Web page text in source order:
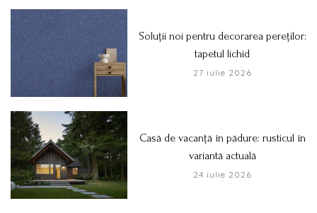
Soluții noi pentru decorarea pereților:
tapetul lichid
27 iulie 2026
Casă de vacanță în pădure: rusticul în
variantă actuală
24 iulie 2026